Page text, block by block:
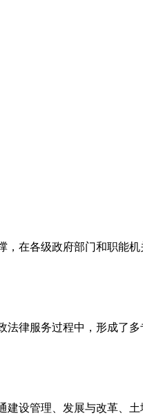
在各级政府部门和职能
律服务过程中，形成了
设管理、发展与改革、